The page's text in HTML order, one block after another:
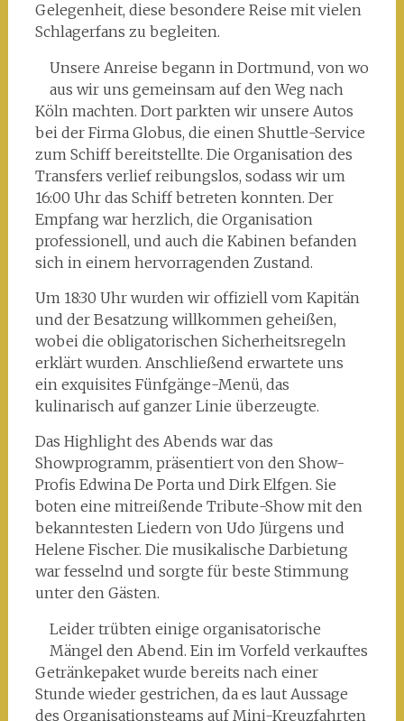
Gelegenheit, diese besondere Reise mit vielen
Schlagerfans zu begleiten.
Unsere Anreise begann in Dortmund, von wo
aus wir uns gemeinsam auf den Weg nach
Köln machten. Dort parkten wir unsere Autos
bei der Firma Globus, die einen Shuttle-Service
zum Schiff bereitstellte. Die Organisation des
Transfers verlief reibungslos, sodass wir um
16:00 Uhr das Schiff betreten konnten. Der
Empfang war herzlich, die Organisation
professionell, und auch die Kabinen befanden
sich in einem hervorragenden Zustand.
Um 18:30 Uhr wurden wir offiziell vom Kapitän
und der Besatzung willkommen geheißen,
wobei die obligatorischen Sicherheitsregeln
erklärt wurden. Anschließend erwartete uns
ein exquisites Fünfgänge-Menü, das
kulinarisch auf ganzer Linie überzeugte.
Das Highlight des Abends war das
Showprogramm, präsentiert von den Show-
Profis Edwina De Porta und Dirk Elfgen. Sie
boten eine mitreißende Tribute-Show mit den
bekanntesten Liedern von Udo Jürgens und
Helene Fischer. Die musikalische Darbietung
war fesselnd und sorgte für beste Stimmung
unter den Gästen.
Leider trübten einige organisatorische
Mängel den Abend. Ein im Vorfeld verkauftes
Getränkepaket wurde bereits nach einer
Stunde wieder gestrichen, da es laut Aussage
des Organisationsteams auf Mini-Kreuzfahrten